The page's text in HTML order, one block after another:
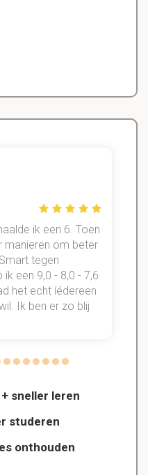
sneller leren
studeren
onthouden
ik een 6. Toen
manieren om beter
tegen
een 9,0 - 8,0 - 7,6
het echt íédereen
Ik ben er zo blij